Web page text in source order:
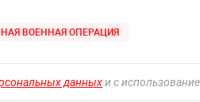
ВОЕННАЯ ОПЕРАЦИЯ
данныхи с